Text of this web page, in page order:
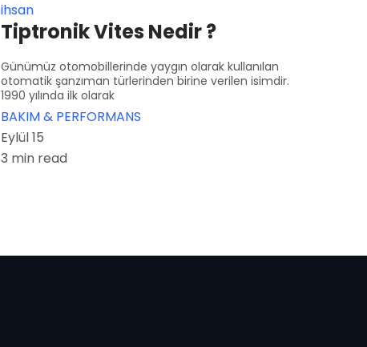
ihsan
Tiptronik Vites Nedir ?
Günümüz otomobillerinde yaygın olarak kullanılan
otomatik şanzıman türlerinden birine verilen isimdir.
1990 yılında ilk olarak
BAKIM & PERFORMANS
Eylül 15
3 min read